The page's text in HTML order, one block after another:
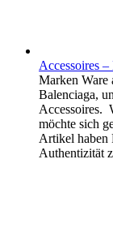
Accessoires
Marken Ware
Balenciaga,
Accessoires.
möchte sich
Artikel haben
Authentizität